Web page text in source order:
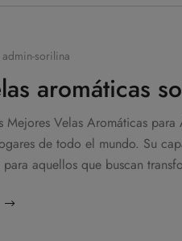
admin-sorilina
aromáticas
Mejores Velas Aromáticas
de todo el mundo. Su
aquellos que buscan